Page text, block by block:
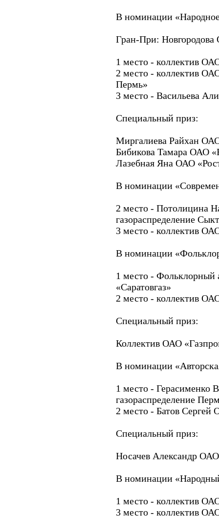
В номинации
Гран-При: Новгородова
1 место - коллектив
2 место - коллектив
Пермь»
3 место - Васильева
Специальный приз:
Миргалиева Райхан
Бибикова Тамара ОАО
Лазебная Яна ОАО
В номинации
2 место - Потолицина
газораспределение
3 место - коллектив
В номинации
1 место - Фольклорный
«Саратовгаз»
2 место - коллектив
Специальный приз:
Коллектив ОАО
В номинации
1 место - Герасименко
газораспределение
2 место - Батов Сергей
Специальный приз:
Носачев Александр ОАО
В номинации
1 место - коллектив
3 место - коллектив